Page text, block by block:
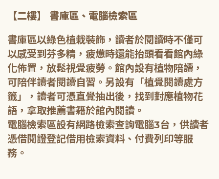
【二樓】 書庫區、電腦檢索區
書庫區以綠色植栽裝飾，讀者於閱讀時不僅可
以感受到芬多精，疲憊時還能抬頭看看館內綠
化佈置，放鬆視覺疲勞。館內設有植物陪讀，
可陪伴讀者閱讀自習。另設有「植覺閱讀處方
籤」，讀者可憑直覺抽出後，找到對應植物花
語，拿取推薦書籍於館內閱讀。
電腦檢索區設有網路檢索查詢電腦3台，供讀者
憑借閱證登記借用檢索資料、付費列印等服
務。